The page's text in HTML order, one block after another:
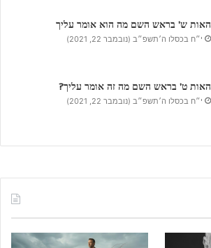
האות ש’ בראש השם מה הוא אומר עליך
י״ח בכסלו ה׳תשפ״ב (נובמבר 22, 2021)
האות ט’ בראש השם מה זה אומר עליך?
י״ח בכסלו ה׳תשפ״ב (נובמבר 22, 2021)